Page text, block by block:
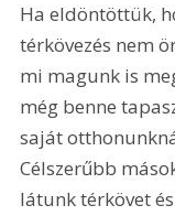
Ha eldöntöttük,
térkövezés nem
mi magunk is
még benne
saját
Célszerűbb
látunk térkövet